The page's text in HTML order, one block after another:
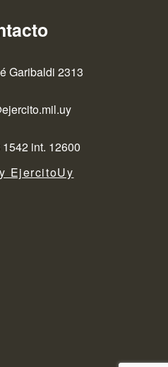
Garibaldi 2313
int. 12600
EjercitoUy